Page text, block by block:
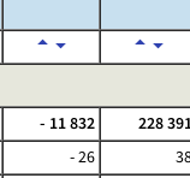
- 11 832 228
- 26